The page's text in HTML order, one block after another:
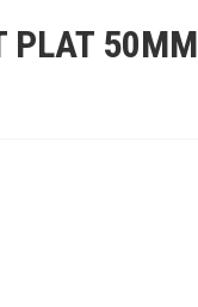
PLAT 50MM